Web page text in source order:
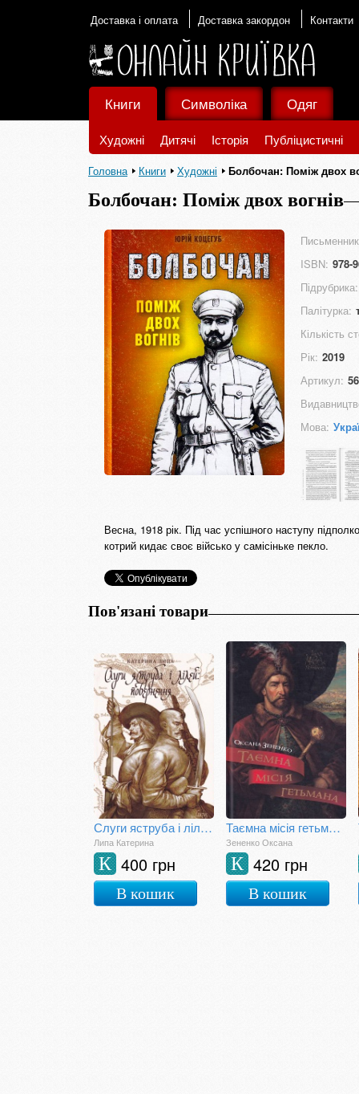
Доставка і оплата Доставка закордон Контакти
Книги
Художні Дитячі Історія Публіцистичні
Символіка Одяг
Головна Книги Художні Болбочан: Поміж двох
Болбочан: Поміж двох вогнів
ISBN: 978-
Підрубрика:
Палітурка:
Кількість
Рік: 2019
Артикул:
Мова:
Весна, 1918 рік. Під час успішного наступу
котрий кидає своє військо у самісіньке пекло.
Пов'язані товари
Слуги яструба і лілей: повернення
Липа Катерина
400 грн
К
В кошик
Таємна місія гетьмана
Зененко Оксана
420 грн
К
В кошик